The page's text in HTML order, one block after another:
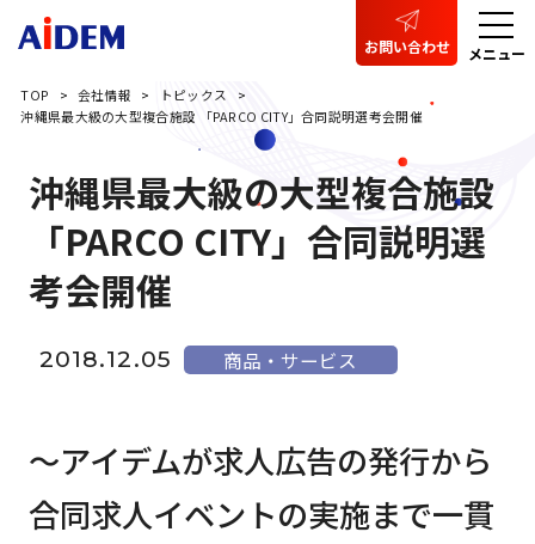
お問い合わせ メニュー
TOP 会社情報
トピックス
沖縄県最大級の大型複合施設 「PARCO CITY」合同説明選考会開催
沖縄県最大級の大型複合施設
「PARCO CITY」合同説明選
考会開催
2018.12.05 商品・サービス
～アイデムが求人広告の発行から
合同求人イベントの実施まで一貫